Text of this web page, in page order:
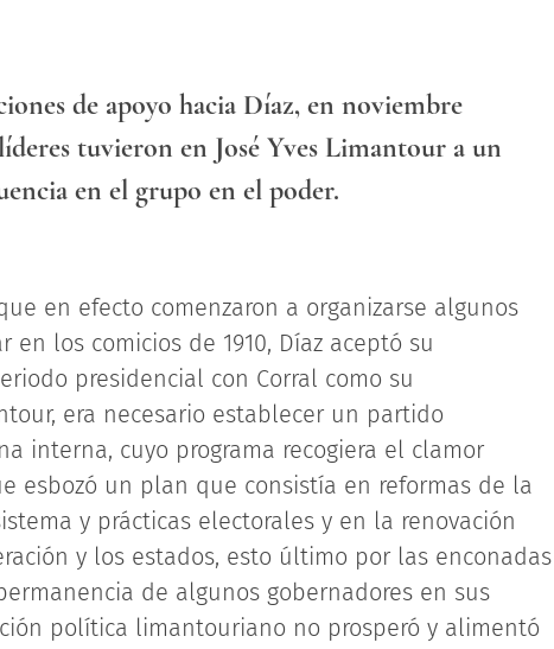
de apoyo hacia Díaz, en noviembre
tuvieron en José Yves Limantour a un
en el grupo en el poder.
en efecto comenzaron a organizarse algunos
los comicios de 1910, Díaz aceptó su
presidencial con Corral como su
era necesario establecer un partido
interna, cuyo programa recogiera el clamor
esbozó un plan que consistía en reformas de la
y prácticas electorales y en la renovación
y los estados, esto último por las enconadas
de algunos gobernadores en sus
política limantouriano no prosperó y alimentó